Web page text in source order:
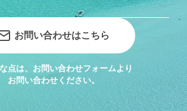
お問い合わせはこちら
点は、お問い合わせフォームより
お問い合わせください。